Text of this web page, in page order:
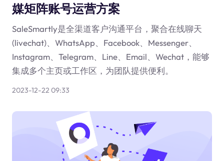
媒矩阵账号运营方案
SaleSmartly是全渠道客户沟通平台，聚合在线聊天
(livechat)、WhatsApp、Facebook、Messenger、
Instagram、Telegram、Line、Email、Wechat，能够
集成多个主页或工作区，为团队提供便利。
2023-12-22 09:33